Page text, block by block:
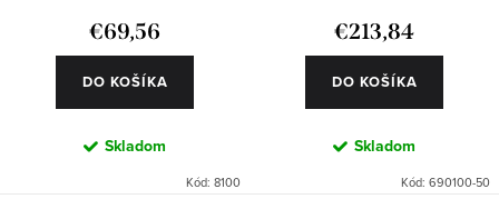
€69,56
DO KOŠÍKA
Skladom
Kód: 8100
€213,84
DO KOŠÍKA
Skladom
Kód: 690100-50